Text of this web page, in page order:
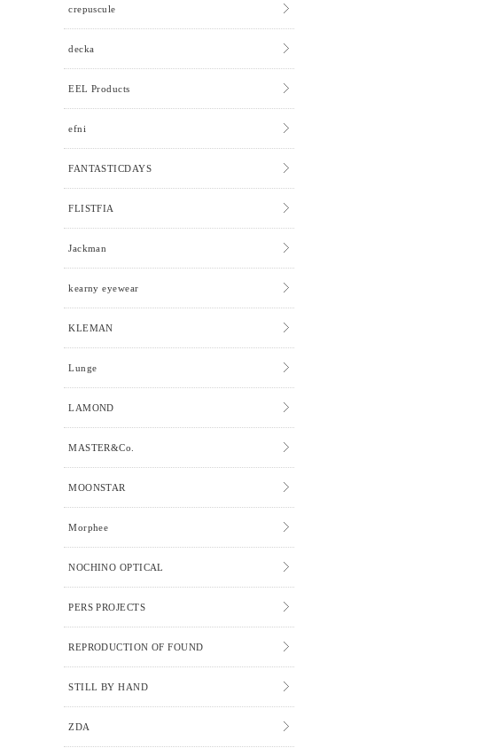
crepuscule
decka
EEL Products
efni
FANTASTICDAYS
FLISTFIA
Jackman
kearny eyewear
KLEMAN
Lunge
LAMOND
MASTER&Co.
MOONSTAR
Morphee
NOCHINO OPTICAL
PERS PROJECTS
REPRODUCTION OF FOUND
STILL BY HAND
ZDA